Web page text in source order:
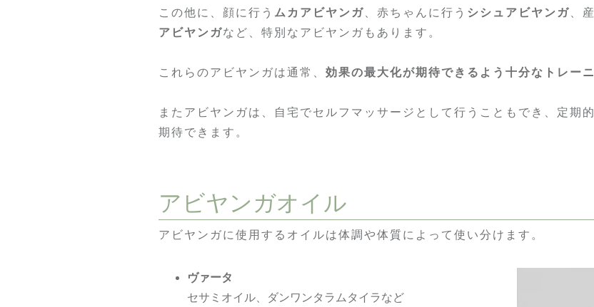
この他に、顔に行う ムカアビヤンガ 、赤ちゃんに行う シシュアビヤンガ 、
アビヤンガなど、特別なアビヤンガもあります。
これらのアビヤンガは通常、 効果の最大化が期待できるよう十分なトレー
またアビヤンガは、自宅でセルフマッサージとして行うこともでき、定期
期待できます。
アビヤンガオイル
アビヤンガに使用するオイルは体調や体質によって使い分けます。
ヴァータ
セサミオイル、ダンワンタラムタイラなど